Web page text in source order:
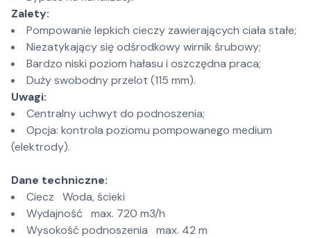
Zalety:
Pompowanie lepkich cieczy zawierających ciała stałe;
Niezatykający się odśrodkowy wirnik śrubowy;
Bardzo niski poziom hałasu i oszczędna praca;
Duży swobodny przelot (115 mm).
Uwagi:
Centralny uchwyt do podnoszenia;
Opcja: kontrola poziomu pompowanego medium
(elektrody).
Dane techniczne:
Ciecz Woda, ścieki
Wydajność max. 720 m3/h
Wysokość podnoszenia max. 42 m